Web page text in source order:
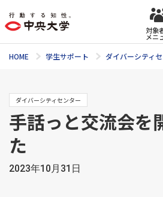
対象
メニ
HOME 学生サポート ダイバーシティ
ダイバーシティセンター
手話っと交流会を
た
2023年10月31日